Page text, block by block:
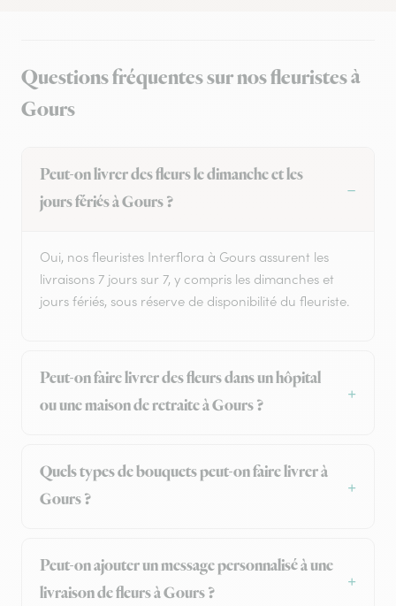
Questions fréquentes sur nos fleuristes à
Gours
Peut-on livrer des fleurs le dimanche et les
jours fériés à Gours ?
Oui, nos fleuristes Interflora à Gours assurent les
livraisons 7 jours sur 7, y compris les dimanches et
jours fériés, sous réserve de disponibilité du fleuriste.
Peut-on faire livrer des fleurs dans un hôpital
ou une maison de retraite à Gours ?
Quels types de bouquets peut-on faire livrer à
Gours ?
Peut-on ajouter un message personnalisé à une
livraison de fleurs à Gours ?